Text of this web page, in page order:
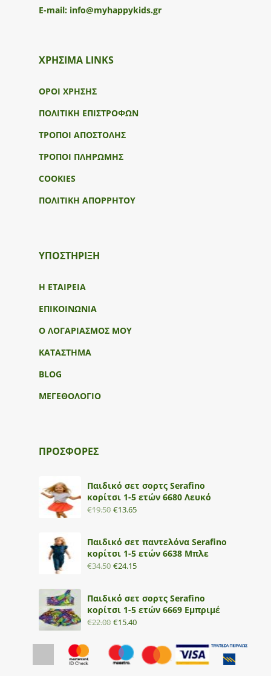
E-mail: info@myhappykids.gr
ΧΡΗΣΙΜΑ LINKS
ΟΡΟΙ ΧΡΗΣΗΣ
ΠΟΛΙΤΙΚΗ ΕΠΙΣΤΡΟΦΩΝ
ΤΡΟΠΟΙ ΑΠΟΣΤΟΛΗΣ
ΤΡΟΠΟΙ ΠΛΗΡΩΜΗΣ
COOKIES
ΠΟΛΙΤΙΚΗ ΑΠΟΡΡΗΤΟΥ
ΥΠΟΣΤΉΡΙΞΗ
Η ΕΤΑΙΡΕΙΑ
ΕΠΙΚΟΙΝΩΝΙΑ
Ο ΛΟΓΑΡΙΑΣΜΟΣ ΜΟΥ
ΚΑΤΑΣΤΗΜΑ
BLOG
ΜΕΓΕΘΟΛΟΓΙΟ
ΠΡΟΣΦΟΡΕΣ
Παιδικό σετ σορτς Serafino
κορίτσι 1-5 ετών 6680 Λευκό
€19.50 €13.65
Παιδικό σετ παντελόνα Serafino
κορίτσι 1-5 ετών 6638 Μπλε
€34.50 €24.15
Παιδικό σετ σορτς Serafino
κορίτσι 1-5 ετών 6669 Εμπριμέ
€22.00 €15.40